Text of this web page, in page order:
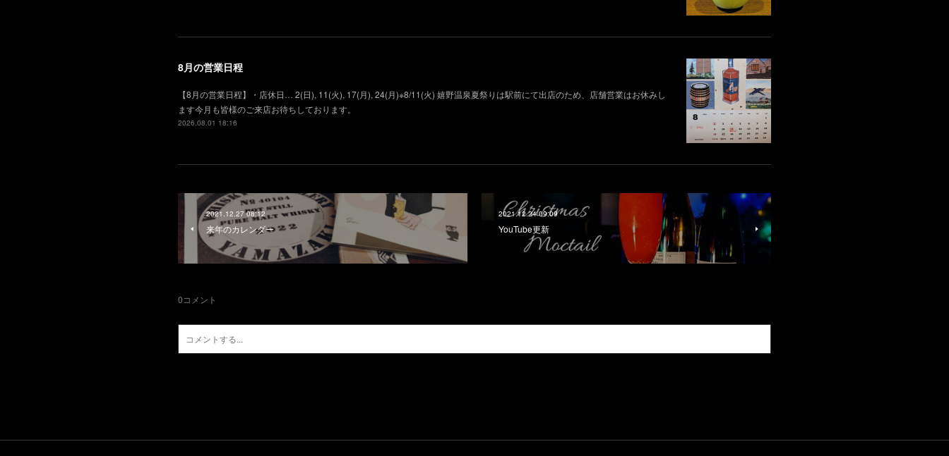
8月の営業日程
【8月の営業日程】・店休日… 2(日), 11(火), 17(月), 24(月)※8/11(火) 嬉野温泉夏祭りは駅前にて出店のため、店舗営業はお休みし
ます今月も皆様のご来店お待ちしております。
2026.08.01 18:16
2021.12.27 08:12
来年のカレンダー
2021.12.24 09:09
YouTube更新
0コメント